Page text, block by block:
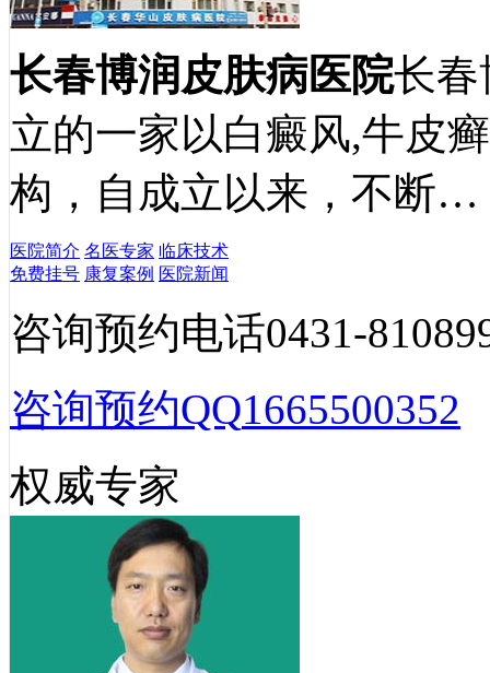
长春博润皮肤病医院长春
立的一家以白癜风,牛皮
构，自成立以来，不断…
医院简介 名医专家 临床技术
免费挂号 康复案例 医院新闻
咨询预约电话0431-
咨询预约QQ1665500352
权威专家